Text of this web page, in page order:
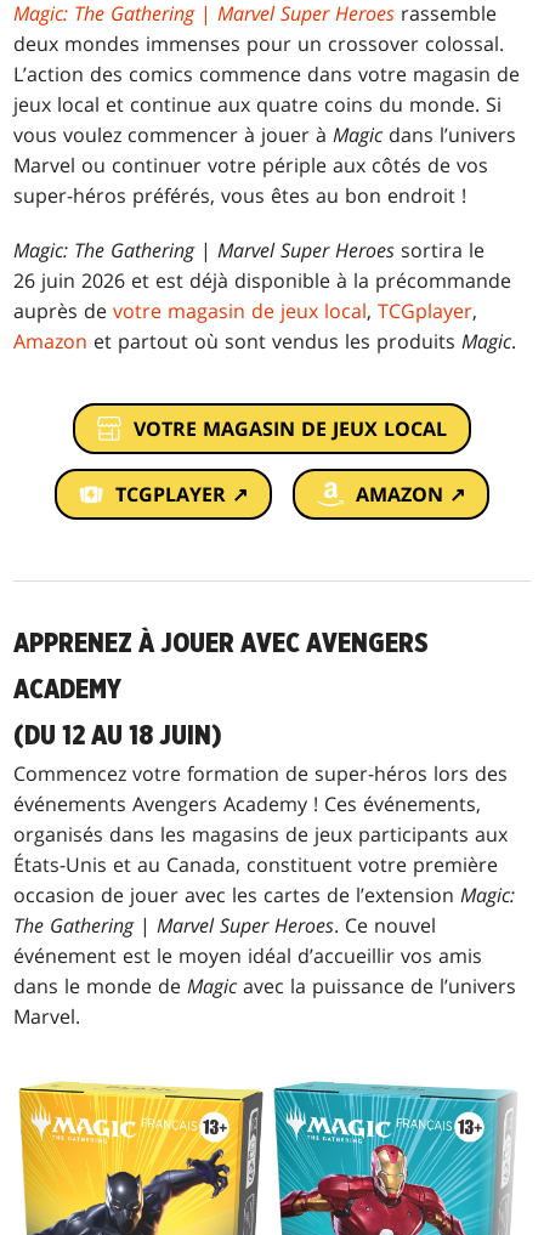
Magic: The Gathering|Marvel Super Heroes rassemble
deux mondes immenses pour un crossover colossal.
L’action des comics commence dans votre magasin de
jeux local et continue aux quatre coins du monde. Si
vous voulez commencer à jouer àMagic dans l’univers
Marvel ou continuer votre périple aux côtés de vos
super-héros préférés, vous êtes au bon endroit !
Magic: The Gathering|Marvel Super Heroes sortira le
26 juin 2026 et est déjà disponible à la précommande
auprès devotre magasin de jeux local,TCGplayer,
Amazon et partout où sont vendus les produitsMagic.
VOTRE MAGASIN DE JEUX LOCAL
TCGPLAYER ↗ AMAZON ↗
APPRENEZ À JOUER AVEC AVENGERS
ACADEMY
(DU 12 AU 18 JUIN)
Commencez votre formation de super-héros lors des
événements Avengers Academy ! Ces événements,
organisés dans les magasins de jeux participants aux
États-Unis et au Canada, constituent votre première
occasion de jouer avec les cartes de l’extensionMagic:
The Gathering|Marvel Super Heroes. Ce nouvel
événement est le moyen idéal d’accueillir vos amis
dans le monde deMagic avec la puissance de l’univers
Marvel.